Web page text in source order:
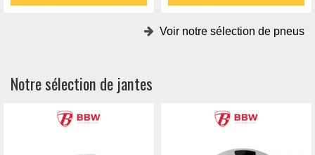
Voir notre sélection de pneus
Notre sélection de jantes